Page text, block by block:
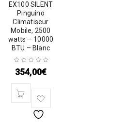
EX100 SILENT
Pinguino
Climatiseur
Mobile, 2500
watts – 10000
BTU – Blanc
354,00€